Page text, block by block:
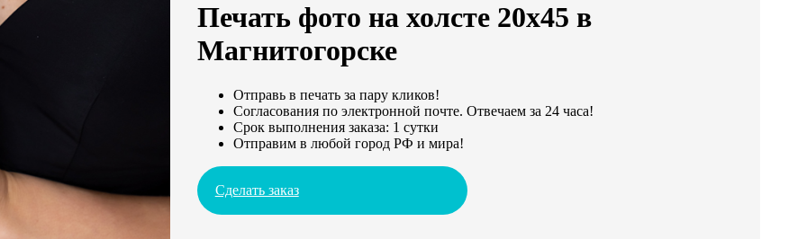
Печать фото на холсте 20х45 в
Магнитогорске
Отправь в печать за пару кликов!
Согласования по электронной почте. Отвечаем за 24 часа!
Срок выполнения заказа: 1 сутки
Отправим в любой город РФ и мира!
Сделать заказ